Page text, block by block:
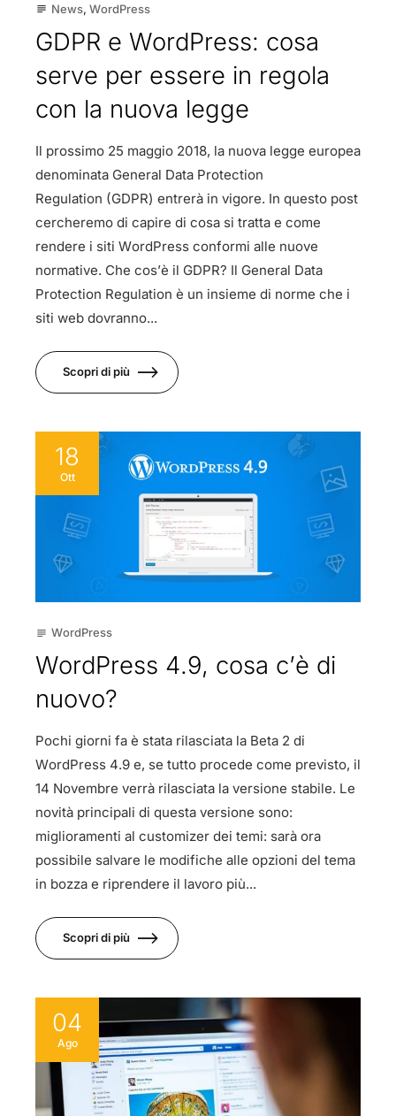
subject News, WordPress
GDPR e WordPress: cosa
serve per essere in regola
con la nuova legge
Il prossimo 25 maggio 2018, la nuova legge europea
denominata General Data Protection
Regulation (GDPR) entrerà in vigore. In questo post
cercheremo di capire di cosa si tratta e come
rendere i siti WordPress conformi alle nuove
normative. Che cos’è il GDPR? Il General Data
Protection Regulation è un insieme di norme che i
siti web dovranno...
Scopri di più
18
Ott
subject WordPress
WordPress 4.9, cosa c’è di
nuovo?
Pochi giorni fa è stata rilasciata la Beta 2 di
WordPress 4.9 e, se tutto procede come previsto, il
14 Novembre verrà rilasciata la versione stabile. Le
novità principali di questa versione sono:
miglioramenti al customizer dei temi: sarà ora
possibile salvare le modifiche alle opzioni del tema
in bozza e riprendere il lavoro più...
Scopri di più
04
Ago